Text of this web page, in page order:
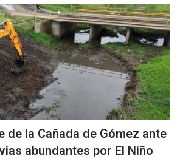
de la Cañada de Gómez ante
abundantes por El Niño